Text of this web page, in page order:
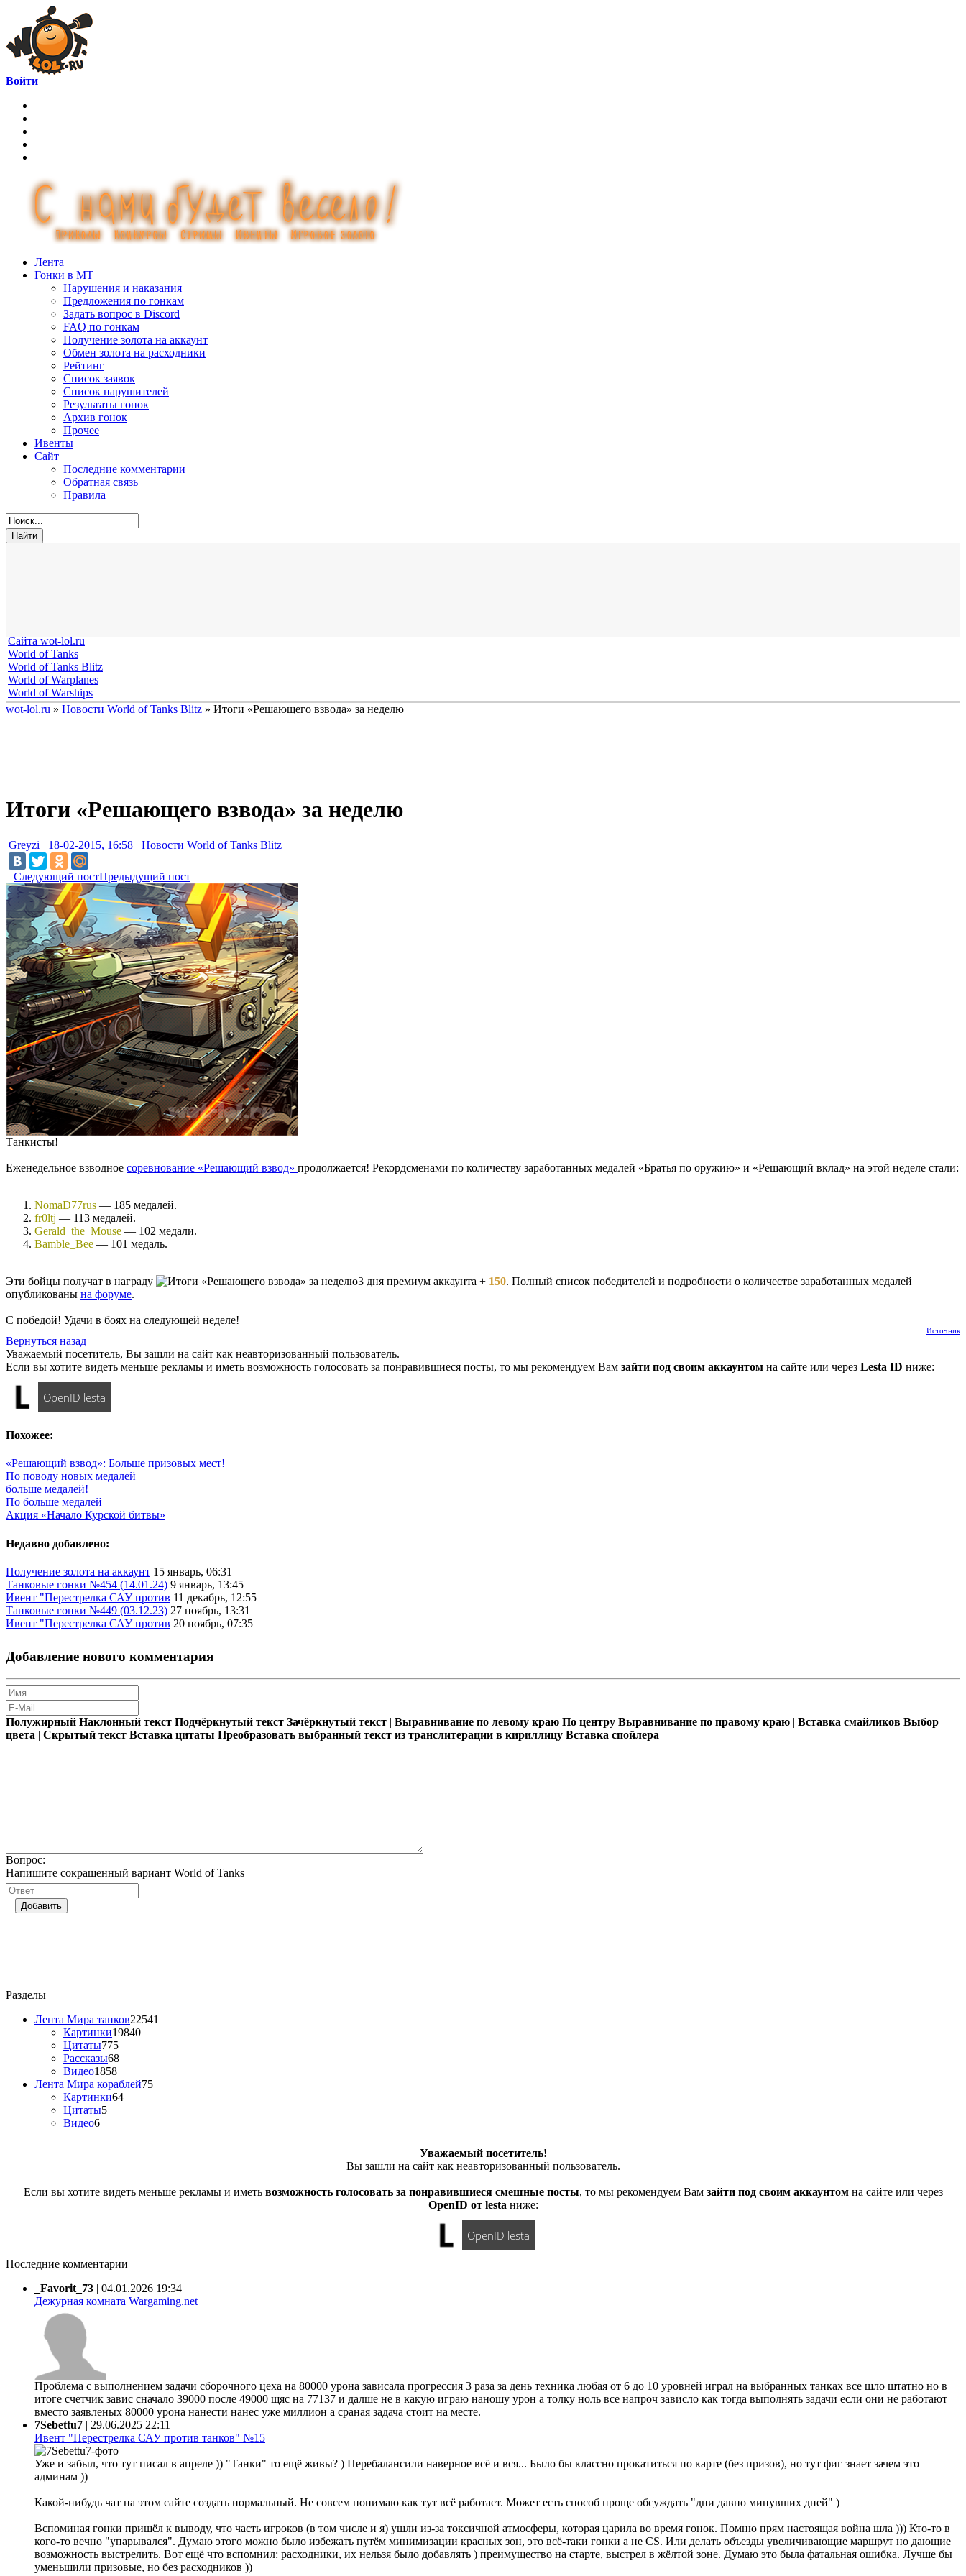
Войти
Лента
Гонки в МТ
Нарушения и наказания
Предложения по гонкам
Задать вопрос в Discord
FAQ по гонкам
Получение золота на аккаунт
Обмен золота на расходники
Рейтинг
Список заявок
Список нарушителей
Результаты гонок
Архив гонок
Прочее
Ивенты
Сайт
Последние комментарии
Обратная связь
Правила
Сайта wot-lol.ru
World of Tanks
World of Tanks Blitz
World of Warplanes
World of Warships
wot-lol.ru » Новости World of Tanks Blitz » Итоги «Решающего взвода» за неделю
Итоги «Решающего взвода» за неделю
Greyzi 18-02-2015, 16:58 Новости World of Tanks Blitz
Следующий постПредыдущий пост
Танкисты!
Еженедельное взводное соревнование «Решающий взвод» продолжается! Рекордсменами по количеству заработанных медалей «Братья по оружию» и «Решающий вклад» на этой неделе стали:
NomaD77rus — 185 медалей.
fr0ltj — 113 медалей.
Gerald_the_Mouse — 102 медали.
Bamble_Bee — 101 медаль.
Эти бойцы получат в награду 3 дня премиум аккаунта + 150. Полный список победителей и подробности о количестве заработанных медалей
опубликованы на форуме.
С победой! Удачи в боях на следующей неделе!
Источник
Вернуться назад
Уважаемый посетитель, Вы зашли на сайт как неавторизованный пользователь.
Если вы хотите видеть меньше рекламы и иметь возможность голосовать за понравившиеся посты, то мы рекомендуем Вам зайти под своим аккаунтом на сайте или через Lesta ID ниже:
OpenID lesta
Похожее:
«Решающий взвод»: Больше призовых мест!
По поводу новых медалей
больше медалей!
По больше медалей
Акция «Начало Курской битвы»
Недавно добавлено:
Получение золота на аккаунт 15 январь, 06:31
Танковые гонки №454 (14.01.24) 9 январь, 13:45
Ивент "Перестрелка САУ против 11 декабрь, 12:55
Танковые гонки №449 (03.12.23) 27 ноябрь, 13:31
Ивент "Перестрелка САУ против 20 ноябрь, 07:35
Добавление нового комментария
Полужирный Наклонный текст Подчёркнутый текст Зачёркнутый текст | Выравнивание по левому краю По центру Выравнивание по правому краю | Вставка смайликов Выбор
цвета | Скрытый текст Вставка цитаты Преобразовать выбранный текст из транслитерации в кириллицу Вставка спойлера
Вопрос:
Напишите сокращенный вариант World of Tanks
Добавить
Разделы
Лента Мира танков22541
Картинки19840
Цитаты775
Рассказы68
Видео1858
Лента Мира кораблей75
Картинки64
Цитаты5
Видео6
Уважаемый посетитель!
Вы зашли на сайт как неавторизованный пользователь.
Если вы хотите видеть меньше рекламы и иметь возможность голосовать за понравившиеся смешные посты, то мы рекомендуем Вам зайти под своим аккаунтомна сайте или через
OpenID от lesta ниже:
OpenID lesta
Последние комментарии
_Favorit_73 | 04.01.2026 19:34
Дежурная комната Wargaming.net
Проблема с выполнением задачи сборочного цеха на 80000 урона зависала прогрессия 3 раза за день техника любая от 6 до 10 уровней играл на выбранных танках все шло штатно но в
итоге счетчик завис сначало 39000 после 49000 щяс на 77137 и далше не в какую играю наношу урон а толку ноль все напроч зависло как тогда выполнять задачи если они не работают
вместо заявленых 80000 урона нанести нанес уже миллион а сраная задача стоит на месте.
7Sebettu7 | 29.06.2025 22:11
Ивент "Перестрелка САУ против танков" №15
Уже и забыл, что тут писал в апреле )) "Танки" то ещё живы? ) Перебалансили наверное всё и вся... Было бы классно прокатиться по карте (без призов), но тут фиг знает зачем это
админам ))
Какой-нибудь чат на этом сайте создать нормальный. Не совсем понимаю как тут всё работает. Может есть способ проще обсуждать "дни давно минувших дней" )
Вспоминая гонки пришёл к выводу, что часть игроков (в том числе и я) ушли из-за токсичной атмосферы, которая царила во время гонок. Помню прям настоящая война шла ))) Кто-то в
кого-то вечно "упарывался". Думаю этого можно было избежать путём минимизации красных зон, это всё-таки гонки а не CS. Или делать объезды увеличивающие маршрут но дающие
возможность выстрелить. Вот ещё что вспомнил: расходники, их нельзя было добавлять ) преимущество на старте, выстрел в жёлтой зоне. Думаю это была фатальная ошибка. Лучше бы
уменьшили призовые, но без расходников ))